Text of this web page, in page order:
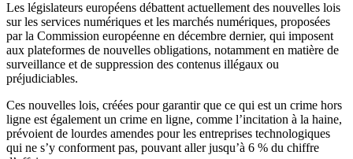
Les législateurs européens débattent actuellement des nouvelles lois
sur les services numériques et les marchés numériques, proposées
par la Commission européenne en décembre dernier, qui imposent
aux plateformes de nouvelles obligations, notamment en matière de
surveillance et de suppression des contenus illégaux ou
préjudiciables.
Ces nouvelles lois, créées pour garantir que ce qui est un crime hors
ligne est également un crime en ligne, comme l’incitation à la haine,
prévoient de lourdes amendes pour les entreprises technologiques
qui ne s’y conforment pas, pouvant aller jusqu’à 6 % du chiffre